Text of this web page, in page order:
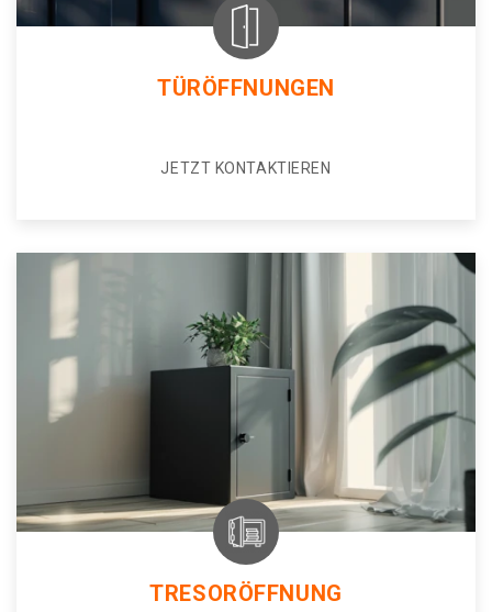
TÜRÖFFNUNGEN
JETZT KONTAKTIEREN
TRESORÖFFNUNG